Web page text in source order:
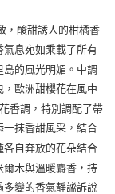
，酸甜誘人的柑橘香
氣息宛如乘載了所有
的風光明媚。中調
歐洲甜櫻花在風中
香調，特別調配了帶
一抹香甜風采，結合
各自奔放的花朵結合
爾木與溫暖麝香，持
多變的香氣靜謐訴說